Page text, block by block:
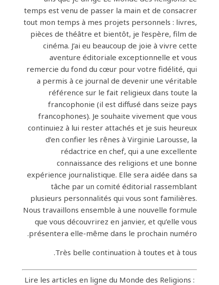
temps est venu de passer la main et de consacrer
tout mon temps à mes projets personnels : livres,
pièces de théâtre et bientôt, je l’espère, film de
cinéma. J’ai eu beaucoup de joie à vivre cette
aventure éditoriale exceptionnelle et vous
remercie du fond du cœur pour votre fidélité, qui
a permis à ce journal de devenir une véritable
référence sur le fait religieux dans toute la
francophonie (il est diffusé dans seize pays
francophones). Je souhaite vivement que vous
continuiez à lui rester attachés et je suis heureux
d’en confier les rênes à Virginie Larousse, la
rédactrice en chef, qui a une excellente
connaissance des religions et une bonne
expérience journalistique. Elle sera aidée dans sa
tâche par un comité éditorial rassemblant
plusieurs personnalités qui vous sont familières.
Nous travaillons ensemble à une nouvelle formule
que vous découvrirez en janvier, et qu’elle vous
présentera elle-même dans le prochain numéro.
Très belle continuation à toutes et à tous.
Lire les articles en ligne du Monde des Religions :